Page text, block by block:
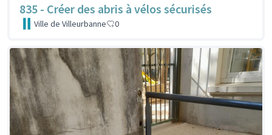
835 - Créer des abris à vélos sécurisés
Ville de Villeurbanne 0